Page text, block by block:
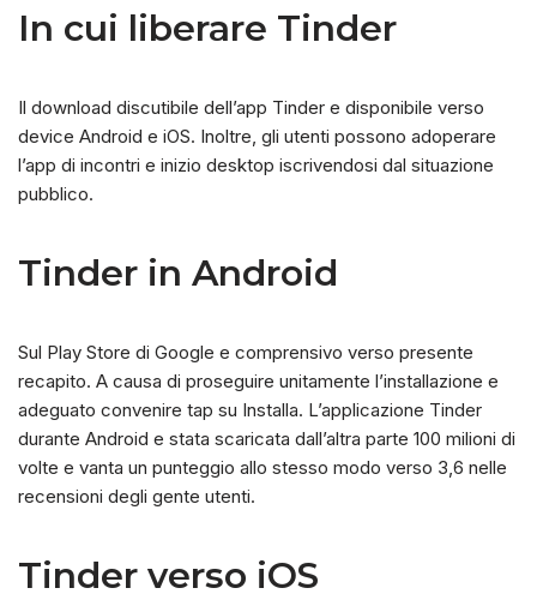
In cui liberare Tinder
Il download discutibile dell’app Tinder e disponibile verso
device Android e iOS. Inoltre, gli utenti possono adoperare
l’app di incontri e inizio desktop iscrivendosi dal situazione
pubblico.
Tinder in Android
Sul Play Store di Google e comprensivo verso presente
recapito. A causa di proseguire unitamente l’installazione e
adeguato convenire tap su Installa. L’applicazione Tinder
durante Android e stata scaricata dall’altra parte 100 milioni di
volte e vanta un punteggio allo stesso modo verso 3,6 nelle
recensioni degli gente utenti.
Tinder verso iOS